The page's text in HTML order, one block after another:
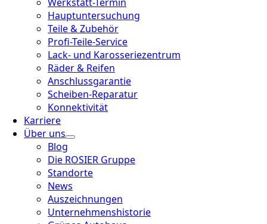
Hauptuntersuchung
Teile & Zubehör
Profi-Teile-Service
Lack- und Karosseriezentrum
Räder & Reifen
Anschlussgarantie
Scheiben-Reparatur
Konnektivität
Karriere
Über uns
Blog
Die ROSIER Gruppe
Standorte
News
Auszeichnungen
Unternehmenshistorie